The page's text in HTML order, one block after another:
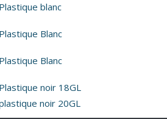
blanc
Blanc
Blanc
noir 18GL
noir 20GL